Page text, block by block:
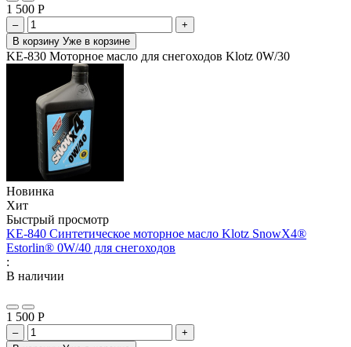
1 500 Р
–
+
В корзину Уже в корзине
KE-830 Моторное масло для снегоходов Klotz 0W/30
Новинка
Хит
Быстрый просмотр
KE-840 Синтетическое моторное масло Klotz SnowX4®
Estorlin® 0W/40 для снегоходов
:
В наличии
1 500 Р
–
+